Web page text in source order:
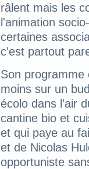
râlent mais les
l'animation
certaines
c'est partout
Son programme
moins sur un
écolo dans l'air
cantine bio et
et qui paye au
et de Nicolas
opportuniste